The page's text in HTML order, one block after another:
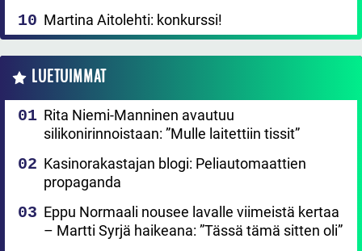
Martina Aitolehti: konkurssi!
LUETUIMMAT
Rita Niemi-Manninen avautuu
silikonirinnoistaan: ”Mulle laitettiin tissit”
Kasinorakastajan blogi: Peliautomaattien
propaganda
Eppu Normaali nousee lavalle viimeistä kertaa
– Martti Syrjä haikeana: ”Tässä tämä sitten oli”